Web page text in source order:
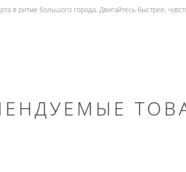
в ритме большого города. Двигайтесь быстрее,